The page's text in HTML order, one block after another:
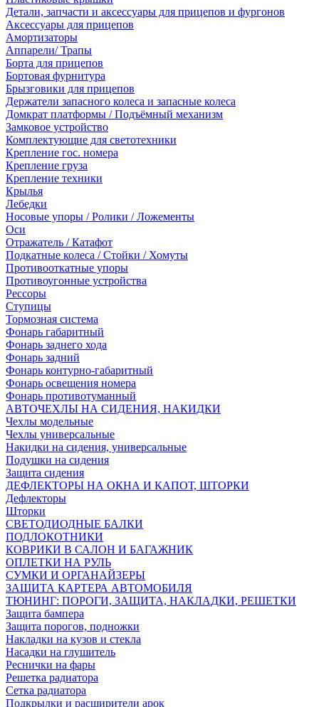
Детали, запчасти и аксессуары для прицепов и фургонов
Аксессуары для прицепов
Амортизаторы
Аппарели/ Трапы
Борта для прицепов
Бортовая фурнитура
Брызговики для прицепов
Держатели запасного колеса и запасные колеса
Домкрат платформы / Подъёмный механизм
Замковое устройство
Комплектующие для светотехники
Крепление гос. номера
Крепление груза
Крепление техники
Крылья
Лебедки
Носовые упоры / Ролики / Ложементы
Оси
Отражатель / Катафот
Подкатные колеса / Стойки / Хомуты
Противооткатные упоры
Противоугонные устройства
Рессоры
Ступицы
Тормозная система
Фонарь габаритный
Фонарь заднего хода
Фонарь задний
Фонарь контурно-габаритный
Фонарь освещения номера
Фонарь противотуманный
АВТОЧЕХЛЫ НА СИДЕНИЯ, НАКИДКИ
Чехлы модельные
Чехлы универсальные
Накидки на сидения, универсальные
Подушки на сидения
Защита сидения
ДЕФЛЕКТОРЫ НА ОКНА И КАПОТ, ШТОРКИ
Дефлекторы
Шторки
СВЕТОДИОДНЫЕ БАЛКИ
ПОДЛОКОТНИКИ
КОВРИКИ В САЛОН И БАГАЖНИК
ОПЛЕТКИ НА РУЛЬ
СУМКИ И ОРГАНАЙЗЕРЫ
ЗАЩИТА КАРТЕРА АВТОМОБИЛЯ
ТЮНИНГ: ПОРОГИ, ЗАЩИТА, НАКЛАДКИ, РЕШЕТКИ
Защита бампера
Защита порогов, подножки
Накладки на кузов и стекла
Насадки на глушитель
Реснички на фары
Решетка радиатора
Сетка радиатора
Подкрылки и расширители арок